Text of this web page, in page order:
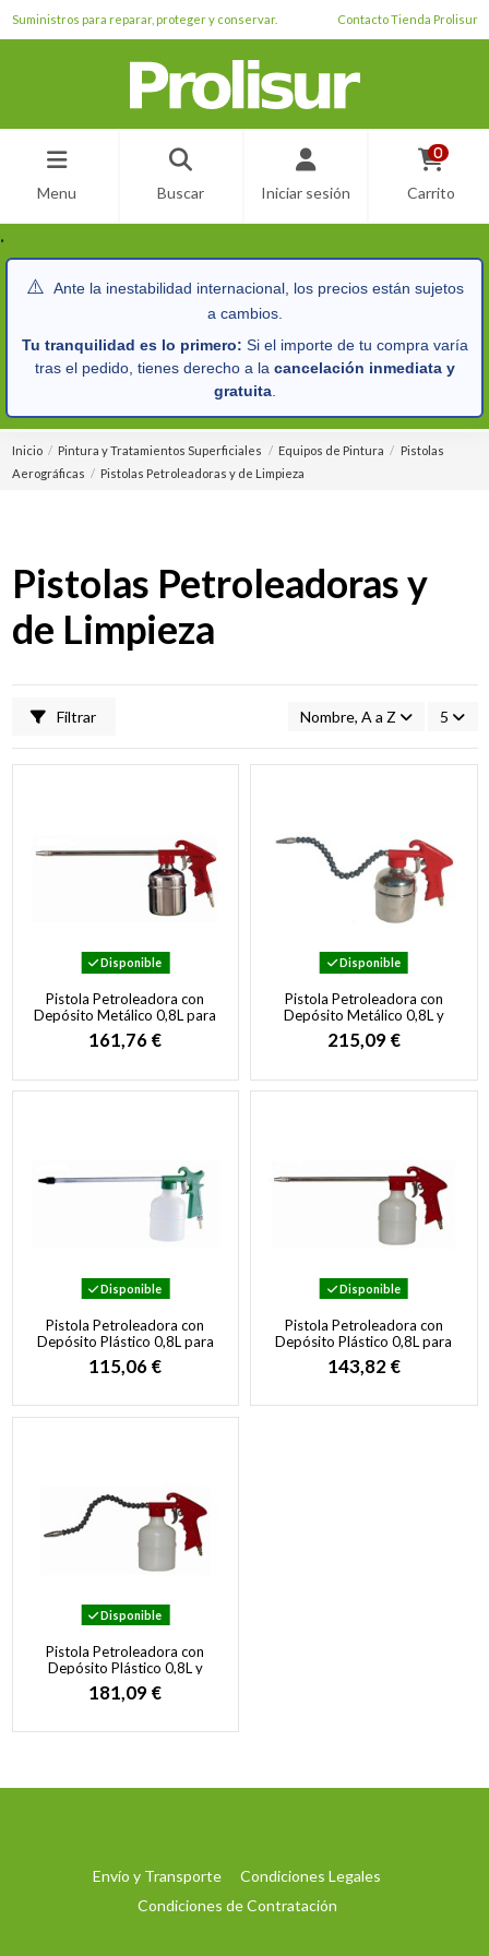
Suministros para reparar, proteger y conservar. Contacto Tienda Prolisur
Menu Buscar Iniciar sesión
0
Carrito
.
⚠️ Ante la inestabilidad internacional, los precios están sujetos
a cambios.
Tu tranquilidad es lo primero: Si el importe de tu compra varía
tras el pedido, tienes derecho a la cancelación inmediata y
gratuita.
Inicio Pintura y Tratamientos Superficiales Equipos de Pintura
Pistolas
Aerográficas
Pistolas Petroleadoras y de Limpieza
Pistolas Petroleadoras y
de Limpieza
Filtrar Nombre, A a Z 5
Disponible
Pistola Petroleadora con
Depósito Metálico 0,8L para
Limpieza de Máquinas y
Motores
161,76 €
Disponible
Pistola Petroleadora con
Depósito Metálico 0,8L y
Tubo Flexible para Limpieza
de...
215,09 €
Disponible
Pistola Petroleadora con
Depósito Plástico 0,8L para
Limpieza Industrial
115,06 €
Disponible
Pistola Petroleadora con
Depósito Plástico 0,8L para
Limpieza Profesional
143,82 €
Disponible
Pistola Petroleadora con
Depósito Plástico 0,8L y
Tubo Flexible para Limpieza
Profesional
181,09 €
Envío y Transporte
Condiciones Legales
Condiciones de Contratación